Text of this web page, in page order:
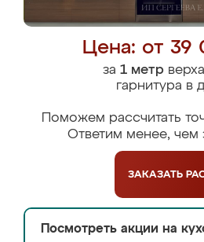
Цена: от 39
за 1 метр
гарнитура в
Поможем рассчитать
Ответим менее, чем
ЗАКАЗАТЬ
Посмотреть акции на